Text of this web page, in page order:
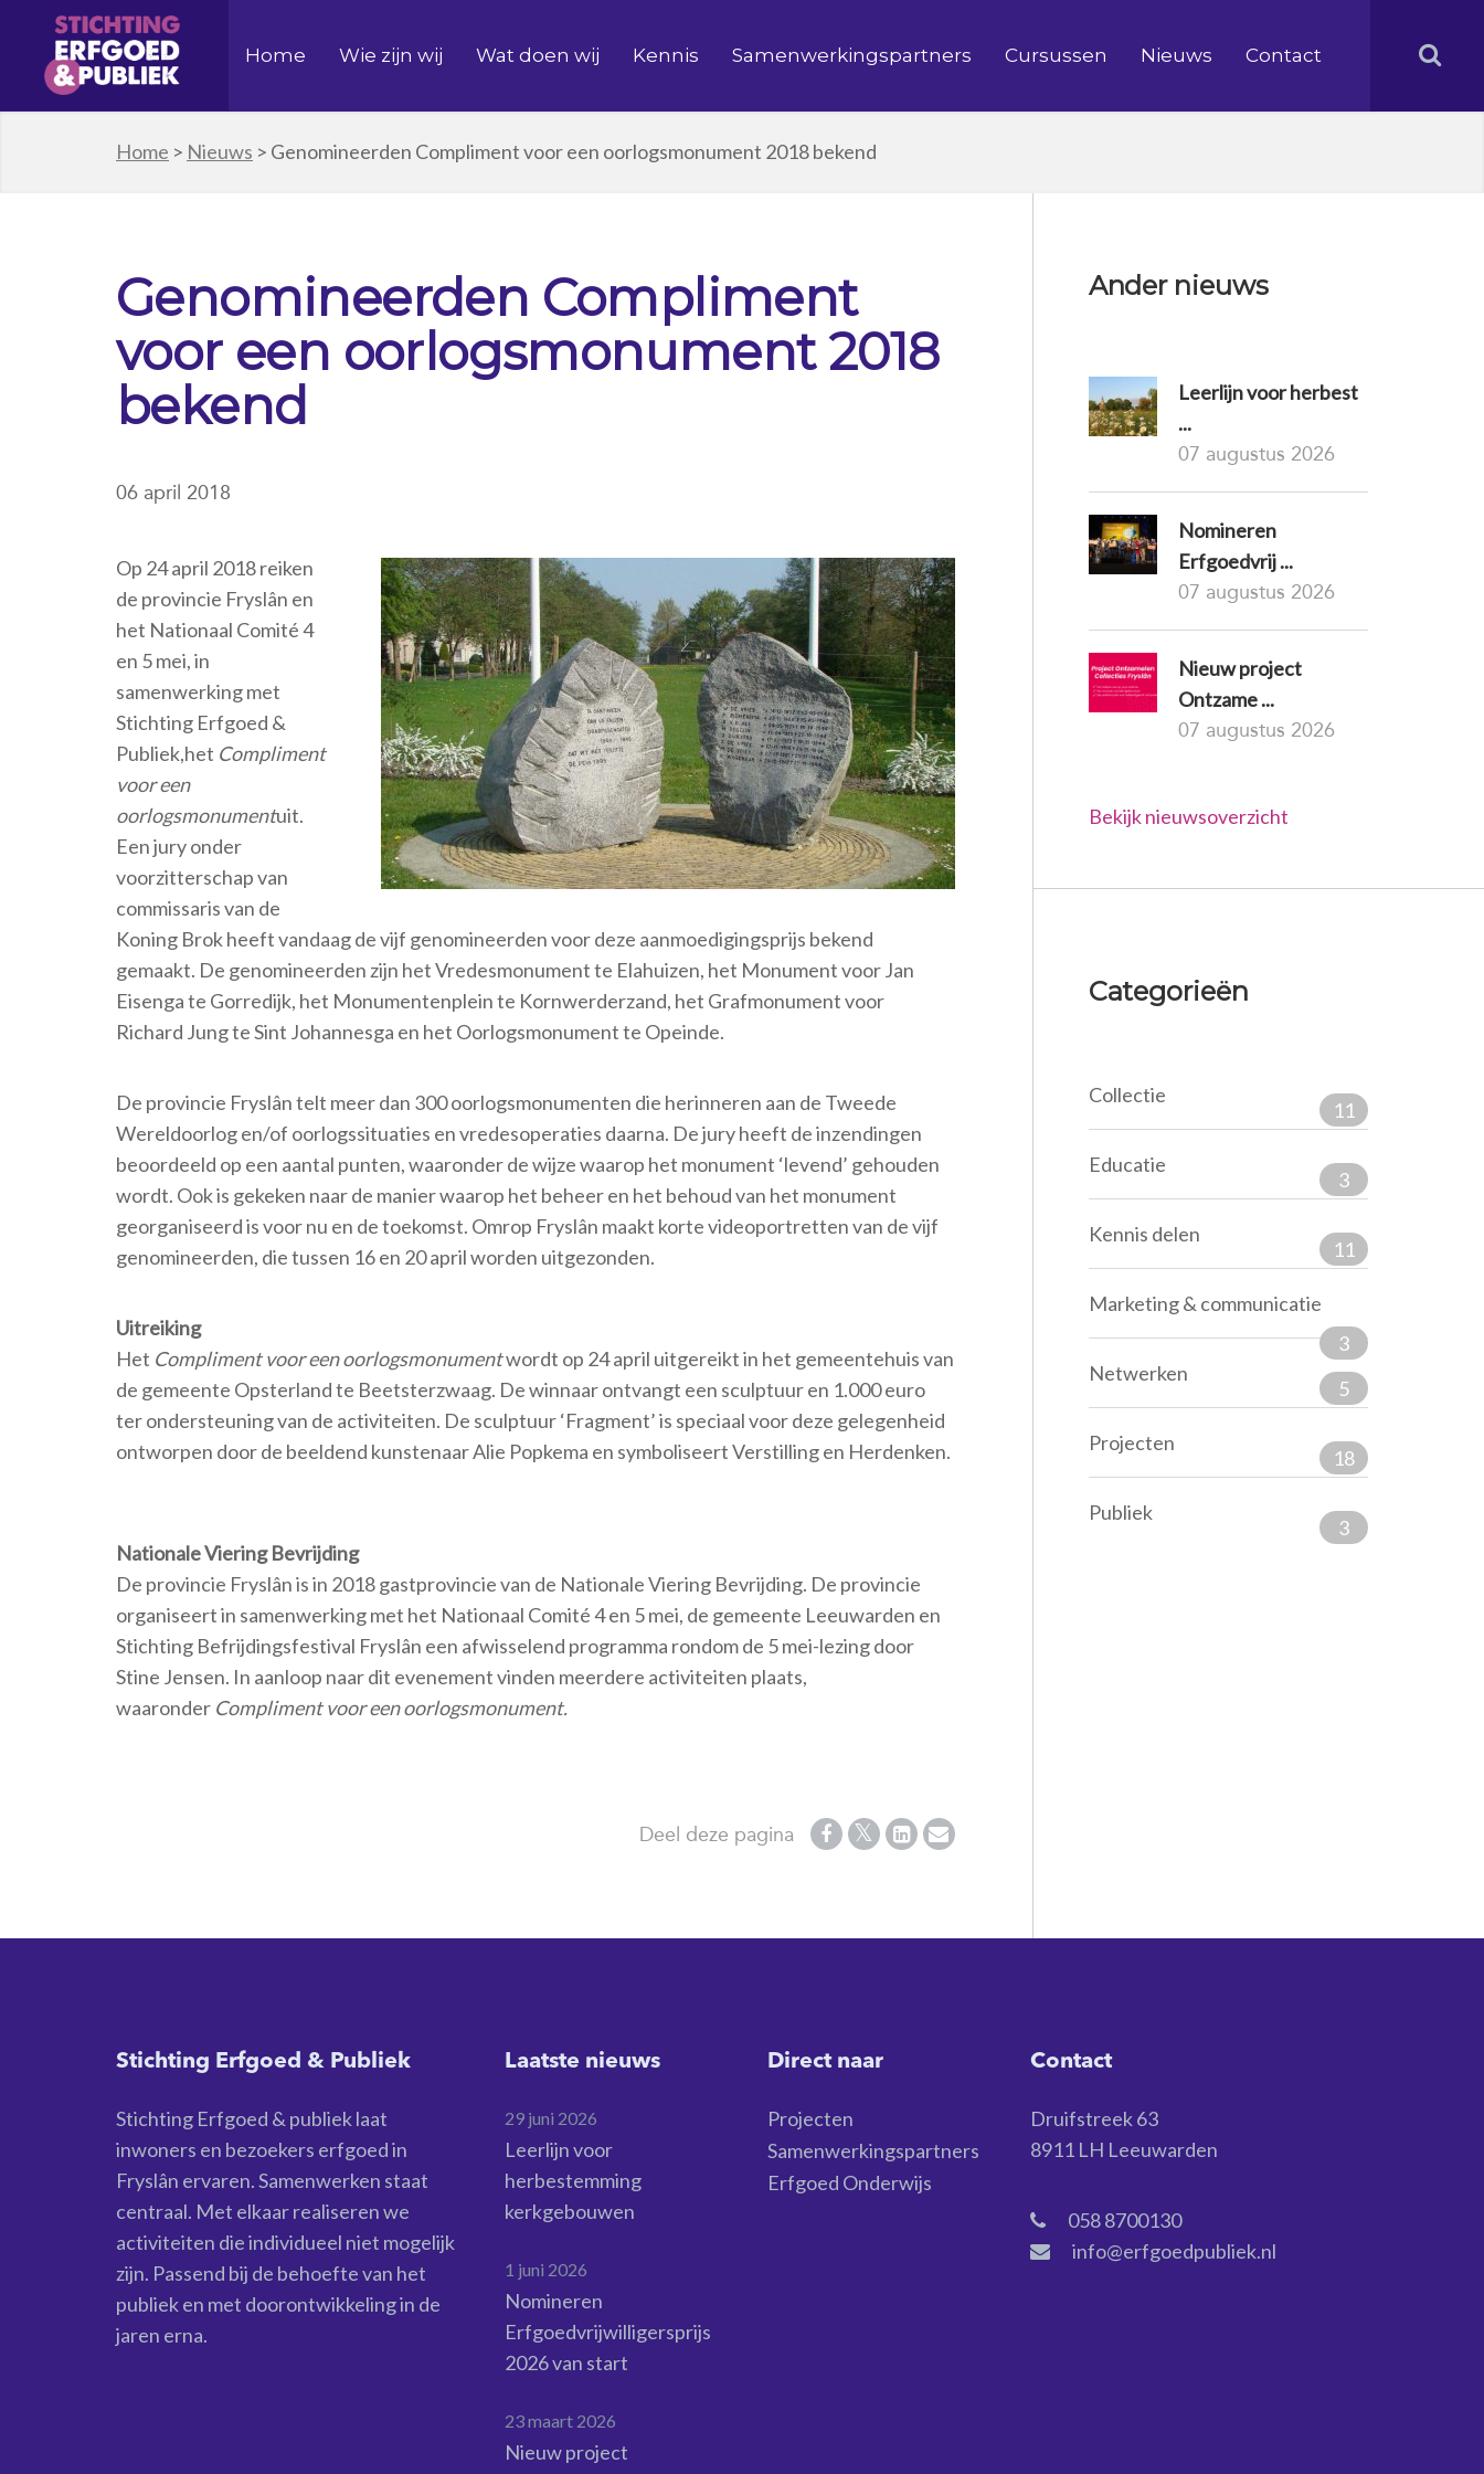
Home Wie zijn wij Wat doen wij Kennis Samenwerkingspartners Cursussen Nieuws Contact
Home > Nieuws > Genomineerden Compliment voor een oorlogsmonument 2018 bekend
Genomineerden Compliment
voor een oorlogsmonument 2018
bekend
06 april 2018
Op 24 april 2018 reiken
de provincie Fryslân en
het Nationaal Comité 4
en 5 mei, in
samenwerking met
Stichting Erfgoed &
Publiek,het Compliment
voor een
oorlogsmonumentuit.
Een jury onder
voorzitterschap van
commissaris van de
Koning Brok heeft vandaag de vijf genomineerden voor deze aanmoedigingsprijs bekend
gemaakt. De genomineerden zijn het Vredesmonument te Elahuizen, het Monument voor Jan
Eisenga te Gorredijk, het Monumentenplein te Kornwerderzand, het Grafmonument voor
Richard Jung te Sint Johannesga en het Oorlogsmonument te Opeinde.
De provincie Fryslân telt meer dan 300 oorlogsmonumenten die herinneren aan de Tweede
Wereldoorlog en/of oorlogssituaties en vredesoperaties daarna. De jury heeft de inzendingen
beoordeeld op een aantal punten, waaronder de wijze waarop het monument ‘levend’ gehouden
wordt. Ook is gekeken naar de manier waarop het beheer en het behoud van het monument
georganiseerd is voor nu en de toekomst. Omrop Fryslân maakt korte videoportretten van de vijf
genomineerden, die tussen 16 en 20 april worden uitgezonden.
Uitreiking
Het Compliment voor een oorlogsmonumentwordt op 24 april uitgereikt in het gemeentehuis van
de gemeente Opsterland te Beetsterzwaag. De winnaar ontvangt een sculptuur en 1.000 euro
ter ondersteuning van de activiteiten. De sculptuur ‘Fragment’ is speciaal voor deze gelegenheid
ontworpen door de beeldend kunstenaar Alie Popkema en symboliseert Verstilling en Herdenken.
Nationale Viering Bevrijding
De provincie Fryslân is in 2018 gastprovincie van de Nationale Viering Bevrijding. De provincie
organiseert in samenwerking met het Nationaal Comité 4 en 5 mei, de gemeente Leeuwarden en
Stichting Befrijdingsfestival Fryslân een afwisselend programma rondom de 5 mei-lezing door
Stine Jensen. In aanloop naar dit evenement vinden meerdere activiteiten plaats,
waaronder Compliment voor een oorlogsmonument.
Deel deze pagina
Ander nieuws
Leerlijn voor herbest
...
07 augustus 2026
Nomineren
Erfgoedvrij ...
07 augustus 2026
Nieuw project
Ontzame ...
07 augustus 2026
Bekijk nieuwsoverzicht
Categorieën
Collectie
11
Educatie
3
Kennis delen
11
Marketing & communicatie
3
Netwerken
5
Projecten
18
Publiek
3
Stichting Erfgoed & Publiek
Stichting Erfgoed & publiek laat
inwoners en bezoekers erfgoed in
Fryslân ervaren. Samenwerken staat
centraal. Met elkaar realiseren we
activiteiten die individueel niet mogelijk
zijn. Passend bij de behoefte van het
publiek en met doorontwikkeling in de
jaren erna.
Laatste nieuws
29 juni 2026
Leerlijn voor
herbestemming
kerkgebouwen
1 juni 2026
Nomineren
Erfgoedvrijwilligersprijs
2026 van start
23 maart 2026
Nieuw project
Direct naar
Projecten
Samenwerkingspartners
Erfgoed Onderwijs
Contact
Druifstreek 63
8911 LH Leeuwarden
058 8700130
info@erfgoedpubliek.nl